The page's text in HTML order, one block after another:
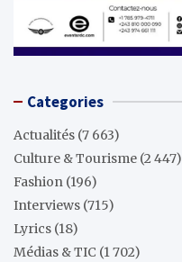
Categories
Actualités (7 663)
Culture & Tourisme (2 447)
Fashion (196)
Interviews (715)
Lyrics (18)
Médias & TIC (1 702)